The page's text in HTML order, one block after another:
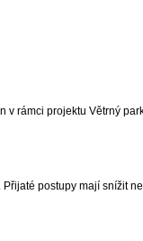
v rámci projektu Větrný
postupy mají snížit